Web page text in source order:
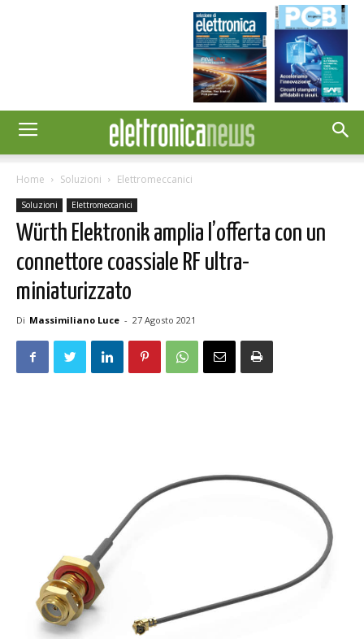
Home Soluzioni Elettromeccanici
Soluzioni Elettromeccanici
Würth Elektronik amplia l’offerta con un
connettore coassiale RF ultra-
miniaturizzato
Di Massimiliano Luce - 27 Agosto 2021